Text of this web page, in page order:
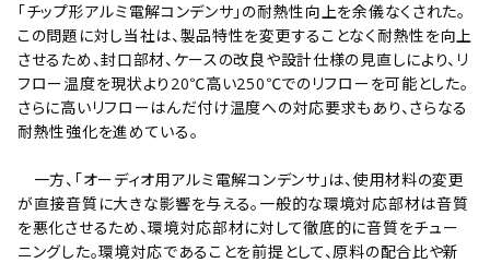
｢チップ形アルミ電解コンデンサ｣の耐熱性向上を余儀なくされた。
この問題に対し当社は、製品特性を変更することなく耐熱性を向上
させるため、封口部材、ケースの改良や設計仕様の見直しにより、リ
フロー温度を現状より20℃高い250℃でのリフローを可能とした。
さらに高いリフローはんだ付け温度への対応要求もあり、さらなる
耐熱性強化を進めている。
一方、｢オーディオ用アルミ電解コンデンサ｣は、使用材料の変更
が直接音質に大きな影響を与える。一般的な環境対応部材は音質
を悪化させるため、環境対応部材に対して徹底的に音質をチュー
ニングした。環境対応であることを前提として、原料の配合比や新